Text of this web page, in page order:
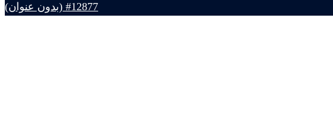
#12877 (بدون عنوان)